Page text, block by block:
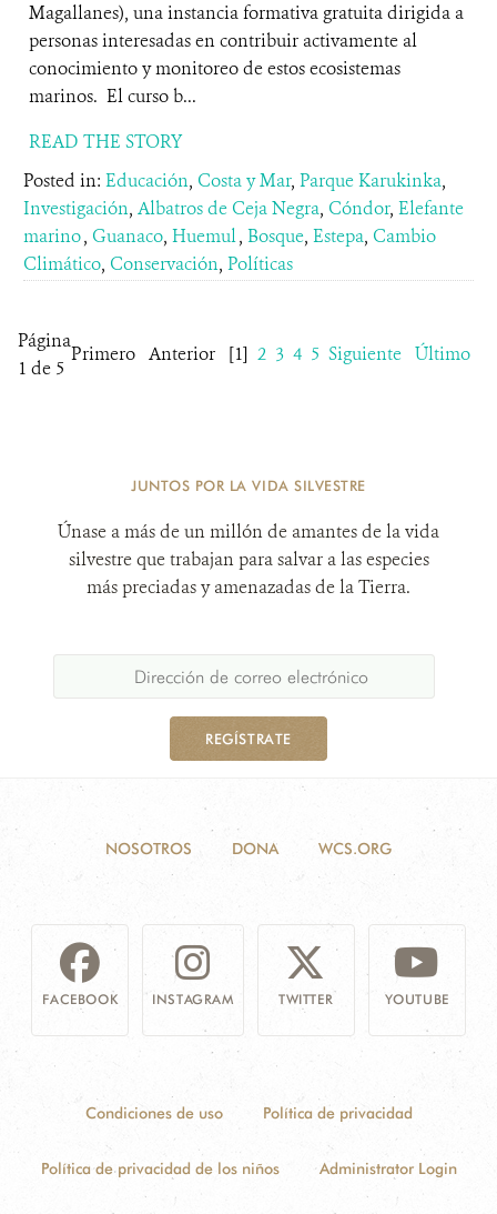
Magallanes), una instancia formativa gratuita dirigida a
personas interesadas en contribuir activamente al
conocimiento y monitoreo de estos ecosistemas
marinos. El curso b...
READ THE STORY
Posted in: Educación, Costa y Mar, Parque Karukinka,
Investigación, Albatros de Ceja Negra, Cóndor, Elefante
marino, Guanaco, Huemul, Bosque, Estepa, Cambio
Climático, Conservación, Políticas
Página
1 de 5
Primero Anterior [1] 2 3 4 5 Siguiente Último
JUNTOS POR LA VIDA SILVESTRE
Únase a más de un millón de amantes de la vida
silvestre que trabajan para salvar a las especies
más preciadas y amenazadas de la Tierra.
REGÍSTRATE
NOSOTROS DONA WCS.ORG
FACEBOOK INSTAGRAM TWITTER YOUTUBE
Condiciones de uso Política de privacidad
Política de privacidad de los niños Administrator Login